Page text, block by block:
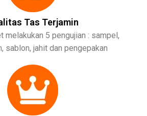
Tas Terjamin
melakukan 5 pengujian : sampel,
sablon, jahit dan pengepakan